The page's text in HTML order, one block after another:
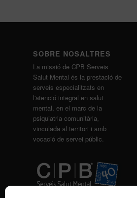
SOBRE NOSALTRES
La missió de CPB Serveis
Salut Mental és la prestació de
serveis especialitzats en
l'atenció integral en salut
mental, en el marc de la
psiquiatria comunitària,
vinculada al territori i amb
vocació de servei públic.